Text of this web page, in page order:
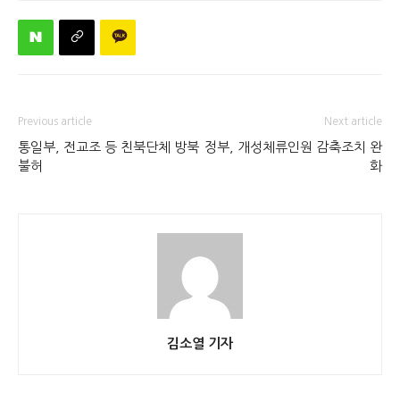
Previous article
통일부, 전교조 등 친북단체 방북
불허
Next article
정부, 개성체류인원 감축조치 완
화
김소열 기자